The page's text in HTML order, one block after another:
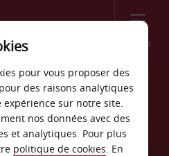
Menu
hôtel
pour vous proposer des
des raisons analytiques
sur notre site.
nos données avec des
et analytiques. Pour plus
politique de cookies. En